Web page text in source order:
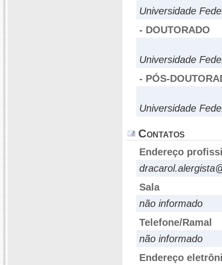
Universidade
- DOUTORADO
Universidade
- PÓS-
Universidade
Contatos
Endereço
Sala
não informado
Telefone/Ramal
não informado
Endereço